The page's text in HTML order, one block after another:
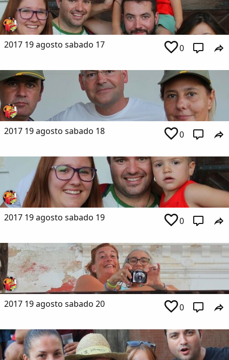
2017 19 agosto sabado 17 0
2017 19 agosto sabado 18 0
2017 19 agosto sabado 19 0
2017 19 agosto sabado 20 0